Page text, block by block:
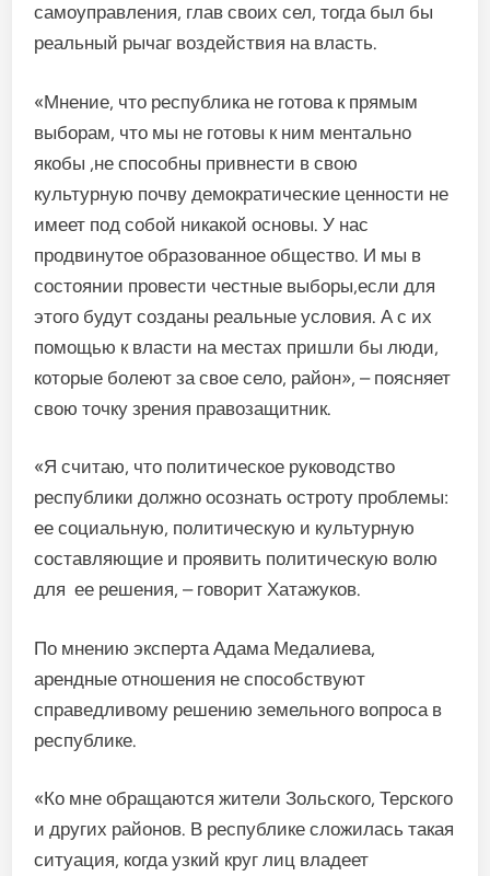
самоуправления, глав своих сел, тогда был бы
реальный рычаг воздействия на власть.
«Мнение, что республика не готова к прямым
выборам, что мы не готовы к ним ментально
якобы ,не способны привнести в свою
культурную почву демократические ценности не
имеет под собой никакой основы. У нас
продвинутое образованное общество. И мы в
состоянии провести честные выборы,если для
этого будут созданы реальные условия. А с их
помощью к власти на местах пришли бы люди,
которые болеют за свое село, район», – поясняет
свою точку зрения правозащитник.
«Я считаю, что политическое руководство
республики должно осознать остроту проблемы:
ее социальную, политическую и культурную
составляющие и проявить политическую волю
для ее решения, – говорит Хатажуков.
По мнению эксперта Адама Медалиева,
арендные отношения не способствуют
справедливому решению земельного вопроса в
республике.
«Ко мне обращаются жители Зольского, Терского
и других районов. В республике сложилась такая
ситуация, когда узкий круг лиц владеет